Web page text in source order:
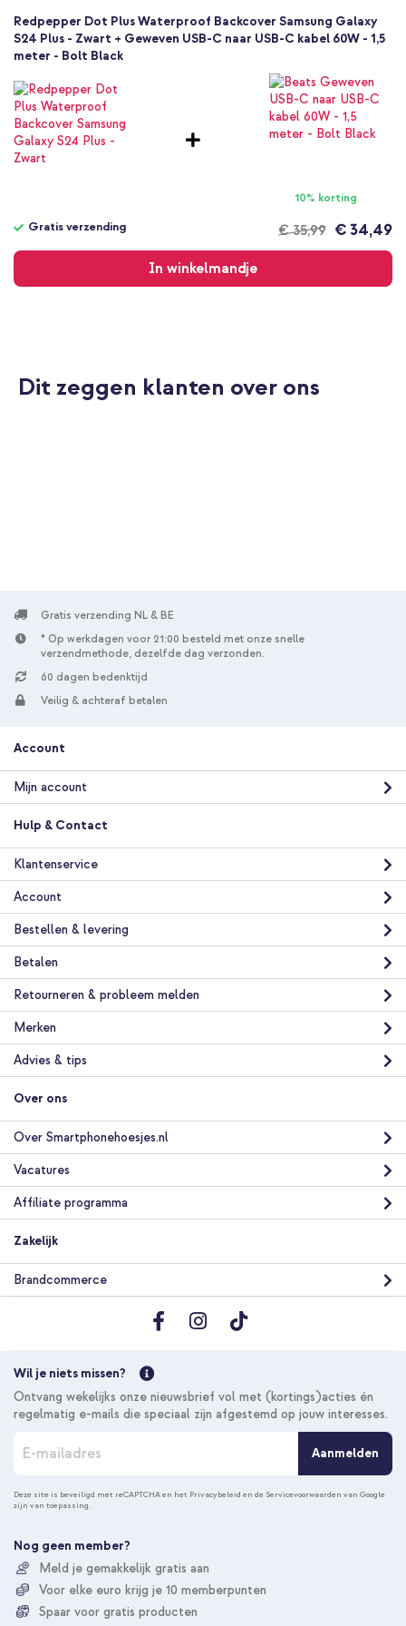
Redpepper Dot Plus Waterproof Backcover Samsung Galaxy
S24 Plus - Zwart + Geweven USB-C naar USB-C kabel 60W - 1,5
meter - Bolt Black
10% korting
€ 35,99
Gratis verzending € 34,49
In winkelmandje
verzending
Dit zeggen klanten over ons
Gratis verzending NL & BE
* Op werkdagen voor 21:00 besteld met onze snelle
verzendmethode, dezelfde dag verzonden.
60 dagen bedenktijd
Veilig & achteraf betalen
Account
Mijn account
Hulp & Contact
Klantenservice
Account
Bestellen & levering
Betalen
Retourneren & probleem melden
Merken
Advies & tips
Over ons
Over Smartphonehoesjes.nl
Vacatures
Affiliate programma
Zakelijk
Brandcommerce
Wil je niets missen?
Ontvang wekelijks onze nieuwsbrief vol met (kortings)acties én
regelmatig e-mails die speciaal zijn afgestemd op jouw interesses.
n
n
e
u
o
p
Aanmelden
Deze site is beveiligd met reCAPTCHA en het Privacybeleid en de Servicevoorwaarden van Google
zijn van toepassing.
Nog geen member?
Meld je gemakkelijk gratis aan
Voor elke euro krijg je 10 memberpunten
Spaar voor gratis producten